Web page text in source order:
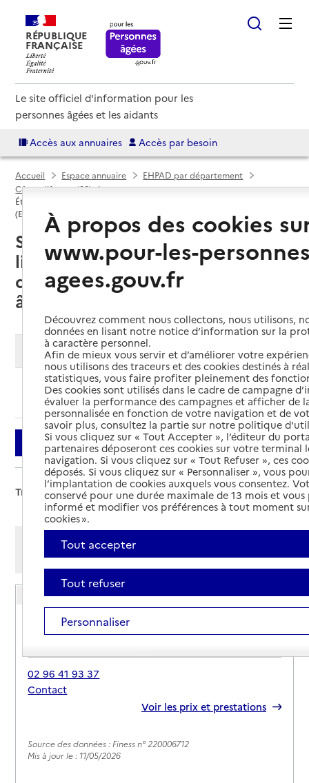
RÉPUBLIQUE
FRANÇAISE
Le site officiel d'information pour les
personnes âgées et les aidants
Accès aux annuaires Accès par besoin
Accueil Espace annuaire
EHPAD par département
Côtes-d'Armor (22)
Établissement d'hébergement pour personnes âgées dépendantes
(EHPAD)
Saint-Cast-le-Guildo (22380) :
liste des établissements
d'hébergement pour personnes
âgées dépendantes (EHPAD)
Modifier ma recherche
Ajouter cette recherche aux favoris
Filtrer
Trier par :
Afficher les résultats par:
Mode liste
Mode carte
EHPAD L'Emeraude
Adresse
65 boulevard de la Côte d'Emeraude
22380-Saint-Cast-le-Guildo
02 96 41 93 37
Contact
Voir les prix et prestations
Source des données : Finess n° 220006712
Mis à jour le : 11/05/2026
À propos des cookies
www.pour-les-
agees.gouv.fr
Découvrez comment nous collectons, nous utilisons,
données en lisant notre notice d’information sur la
à caractère personnel.
Afin de mieux vous servir et d’améliorer votre
nous utilisons des traceurs et des cookies destinés à
statistiques, vous faire profiter pleinement des
Des cookies sont utilisés dans le cadre de campagne
évaluer la performance des campagnes et afficher de
personnalisée en fonction de votre navigation et de
savoir plus, consultez la partie sur notre politique
Si vous cliquez sur « Tout Accepter », l’éditeur du
partenaires déposeront ces cookies sur votre terminal
navigation. Si vous cliquez sur « Tout Refuser », ces
déposés. Si vous cliquez sur « Personnaliser », vous
l’implantation de cookies auxquels vous consentez.
conservé pour une durée maximale de 13 mois et
informé et modifier vos préférences à tout moment
cookies ».
Tout accepter
Tout refuser
Personnaliser